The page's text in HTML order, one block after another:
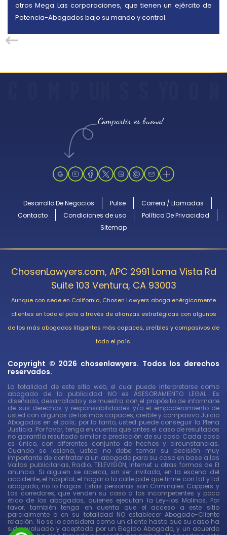
otros Mega Las corporaciones, que tienen un ejército de
Potencia-Abogados bajo su mando y control.
Compartir es bueno!
Desarrollo De Negocios Pulse
Carrera / Llamadas
Contacto
Condiciones de uso
Política De Privacidad
Sitemap
ChosenLawyers.com, APC 2991 Loma Vista Rd
Suite 103 Ventura, CA 93003
Aunque con sede en California, Chosen Lawyers aboga enérgicamente
clientes en todo el país a través de alianzas estratégicas con algunos
de los más abogados litigantes más capaces, creíbles y compasivos de
todo el país.
Copyright © 2026 chosenlawyers. Todos los derechos
reservados.
La totalidad de este sitio web, el cual puede interpretarse como
abogado de la publicidad NO es ASESORAMIENTO LEGAL. Es
diseñado, desarrollado y se muestra con el propósito de informarle
de sus derechos y responsabilidades y/o el empoderamiento de
usted con algunos de los más capaces, creíble y compasivo Juicio
Abogados en el país; por lo tanto, usted puede conseguir la Plena
Justicia. Por favor, tenga en cuenta que antes el caso de resultados
no garantía resultado similar o predicción de su caso. Cada caso
es único, con diferentes conjunto de hechos y circunstancias.
Cuando se lesiona, usted no debe tomar su decisión muy
importante de contratar a un abogado para su caso en base a las
Vallas publicitarias, Radio, TELEVISIÓN, Internet u otras formas de El
anuncio. Si alguien se acerca, sin ser invitado, en la escena del
accidente, el hospital, el hogar o la calle pide que firme con tal y tal
abogado, no lo hagas. Estas personas son Criminales Cappers y
Los corredores, que venden su caso a los incompetentes y poco
ético de los abogados, quienes ejecutan la Ley-los Molinos. Por
favor, también tenga en cuenta que el acceso a este sitio
parcialmente o en su totalidad NO establecer Abogado-Cliente
relación. No se lo considera como un cliente hasta que su caso ha
sido evaluado y aceptado por un Elegido Abogado, y un acuerdo